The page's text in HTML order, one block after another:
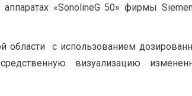
аппаратах «SonolineG 50» фирмы
с использованием
визуализацию